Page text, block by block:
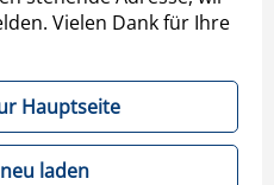
Vielen Dank für Ihre
Hauptseite
laden